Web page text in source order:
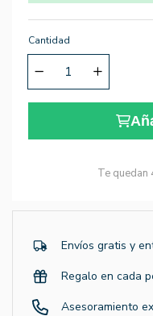
Cantidad
Te quedan
Envíos gratis y
Regalo en cada
Asesoramiento